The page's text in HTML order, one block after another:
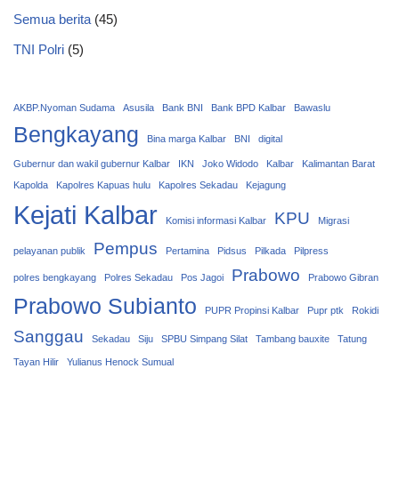
Semua berita (45)
TNI Polri (5)
AKBP.Nyoman Sudama Asusila Bank BNI Bank BPD Kalbar Bawaslu
Bengkayang Bina marga Kalbar BNI digital
Gubernur dan wakil gubernur Kalbar IKN Joko Widodo Kalbar
Kalimantan Barat
Kapolda
Kapolres Kapuas hulu Kapolres Sekadau Kejagung
Kejati Kalbar Komisi informasi Kalbar KPU Migrasi
pelayanan publik Pempus Pertamina Pidsus Pilkada Pilpress
polres bengkayang Polres Sekadau Pos Jagoi Prabowo Prabowo Gibran
Prabowo Subianto PUPR Propinsi Kalbar Pupr ptk Rokidi
Sanggau Sekadau Siju SPBU Simpang Silat Tambang bauxite Tatung
Tayan Hilir Yulianus Henock Sumual